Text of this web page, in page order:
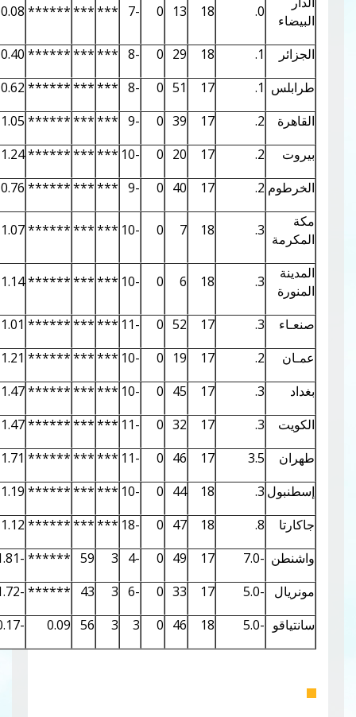
18
13
0
***
***
******
0.08
0.40
0.00
18
29
0
***
***
******
0.40
0.66
0.00
17
51
0
***
***
******
0.62
0.93
0.01
17
39
0
***
***
******
1.05
1.45
0.02
17
20
0
***
***
******
1.24
1.59
0.02
17
40
0
***
***
******
0.76
1.45
0.02
18
0
***
***
******
1.07
1.68
0.02
18
6
0
***
***
******
1.14
1.69
0.02
17
52
0
***
***
******
1.01
1.80
0.02
17
19
0
***
***
******
1.21
1.59
0.02
17
45
0
***
***
******
1.47
1.85
0.03
17
32
0
***
***
******
1.47
1.95
0.03
17
46
0
***
***
******
1.71
2.07
0.03
18
44
0
***
***
******
1.19
1.41
0.02
18
47
0
***
***
******
1.12
3.64
0.10
17
49
0
-4
59
******
-1.81
1.85
0.03
17
33
0
-6
43
******
-1.72
1.73
0.02
18
46
0
3
56
0.09
1.83
0.03